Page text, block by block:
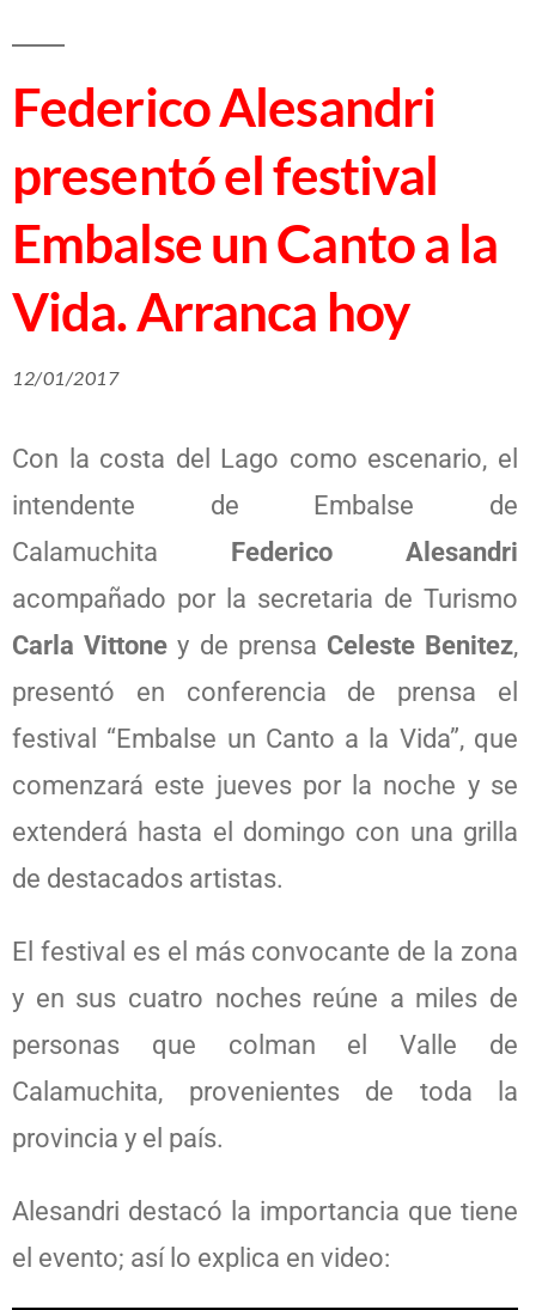
Federico Alesandri
presentó el festival
Embalse un Canto a la
Vida. Arranca hoy
12/01/2017
Con la costa del Lago como escenario, el
intendente de Embalse de
Calamuchita Federico Alesandri
acompañado por la secretaria de Turismo
Carla Vittone y de prensa Celeste Benitez,
presentó en conferencia de prensa el
festival “Embalse un Canto a la Vida”, que
comenzará este jueves por la noche y se
extenderá hasta el domingo con una grilla
de destacados artistas.
El festival es el más convocante de la zona
y en sus cuatro noches reúne a miles de
personas que colman el Valle de
Calamuchita, provenientes de toda la
provincia y el país.
Alesandri destacó la importancia que tiene
el evento; así lo explica en video: